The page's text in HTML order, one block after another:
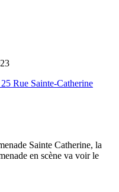
25 Rue Sainte-Catherine
Sainte Catherine, la
en scène va voir le